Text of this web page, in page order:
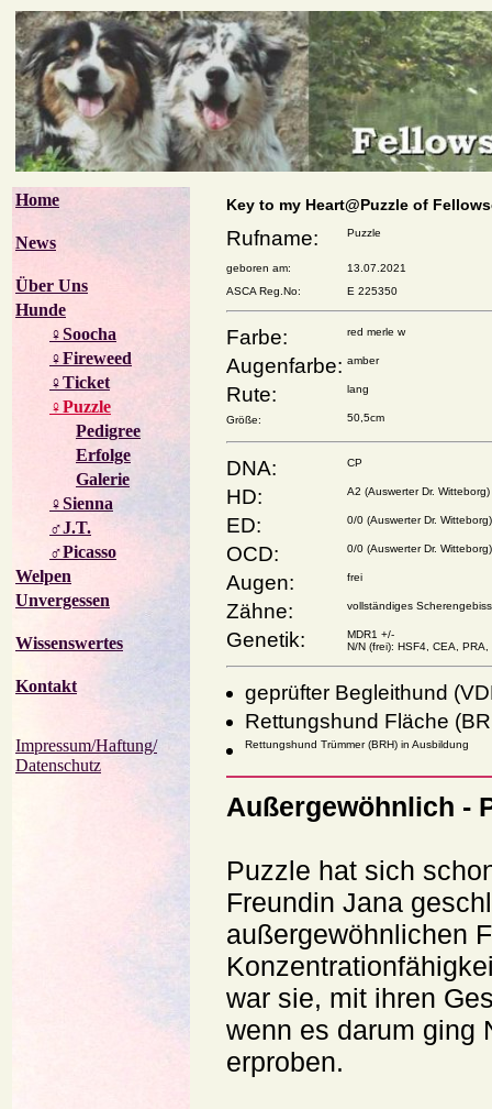
Home
News
Über Uns
Hunde
♀Soocha
♀Fireweed
♀Ticket
♀Puzzle
Pedigree
Erfolge
Galerie
♀Sienna
♂J.T.
♂Picasso
Welpen
Unvergessen
Wissenswertes
Kontakt
Impressum/Haftung/
Datenschutz
Key to my Heart@Puzzle of
Rufname: Puzzle
geboren am:
13.07.2021
ASCA Reg.No:
E 225350
Farbe: red merle w
Augenfarbe: amber
Rute: lang
Größe: 50,5cm
DNA: CP
HD: A2 (Auswerter Dr. Witteborg)
ED: 0/0 (Auswerter Dr. Witteborg)
OCD: 0/0 (Auswerter Dr. Witteborg)
Augen: frei
Zähne: vollständiges Scherengebiss
Genetik:
MDR1 +/-
N/N (frei): HSF4, CEA, PRA,
geprüfter Begleithund
Rettungshund Fläche
Rettungshund Trümmer (BRH) in Ausbildung
Außergewöhnlich -
Puzzle hat sich
Freundin Jana
außergewöhnlichen
war sie, mit ihren
wenn es darum ging
erproben.